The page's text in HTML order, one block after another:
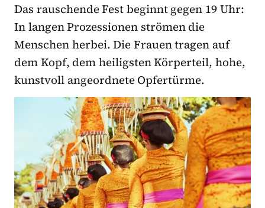
Das rauschende Fest beginnt gegen 19 Uhr:
In langen Prozessionen strömen die
Menschen herbei. Die Frauen tragen auf
dem Kopf, dem heiligsten Körperteil, hohe,
kunstvoll angeordnete Opfertürme.